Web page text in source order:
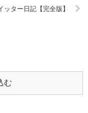
ター日記【完全版】
む